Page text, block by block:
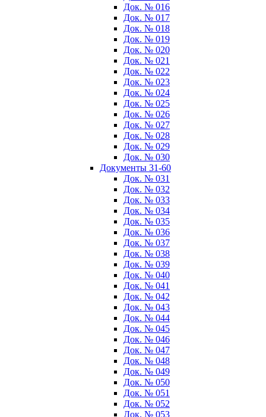
Док. № 016
Док. № 017
Док. № 018
Док. № 019
Док. № 020
Док. № 021
Док. № 022
Док. № 023
Док. № 024
Док. № 025
Док. № 026
Док. № 027
Док. № 028
Док. № 029
Док. № 030
Документы 31-60
Док. № 031
Док. № 032
Док. № 033
Док. № 034
Док. № 035
Док. № 036
Док. № 037
Док. № 038
Док. № 039
Док. № 040
Док. № 041
Док. № 042
Док. № 043
Док. № 044
Док. № 045
Док. № 046
Док. № 047
Док. № 048
Док. № 049
Док. № 050
Док. № 051
Док. № 052
Док. № 053